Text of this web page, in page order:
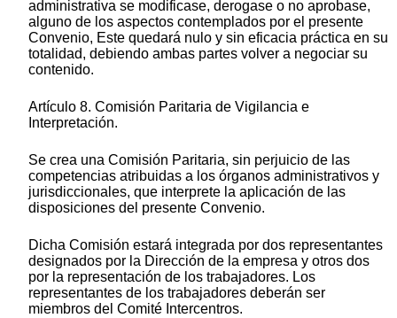
administrativa se modificase, derogase o no aprobase,
alguno de los aspectos contemplados por el presente
Convenio, Este quedará nulo y sin eficacia práctica en su
totalidad, debiendo ambas partes volver a negociar su
contenido.
Artículo 8. Comisión Paritaria de Vigilancia e
Interpretación.
Se crea una Comisión Paritaria, sin perjuicio de las
competencias atribuidas a los órganos administrativos y
jurisdiccionales, que interprete la aplicación de las
disposiciones del presente Convenio.
Dicha Comisión estará integrada por dos representantes
designados por la Dirección de la empresa y otros dos
por la representación de los trabajadores. Los
representantes de los trabajadores deberán ser
miembros del Comité Intercentros.